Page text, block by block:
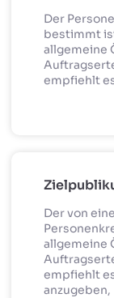
Der
bestimmt
allgemeine
empfiehlt
Der von
allgemeine
empfiehlt
anzugeben,